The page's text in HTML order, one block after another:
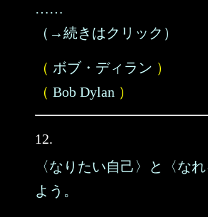
……
（→続きはクリック）
（ ボブ・ディラン ）
（ Bob Dylan ）
12.
〈なりたい自己〉と〈な
よう。